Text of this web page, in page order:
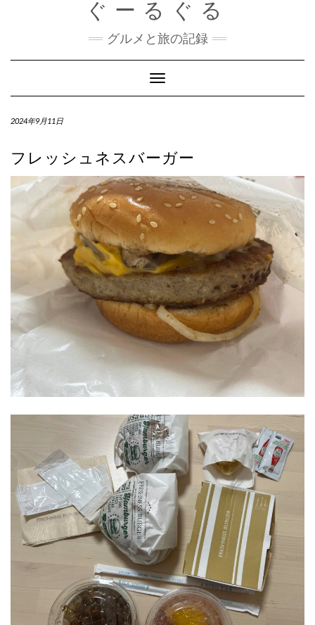
ぐーるぐる
グルメと旅の記録
Toggle
Navigation
2024年9月11日
フレッシュネスバーガー